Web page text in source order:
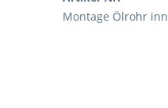
Montage Ölrohr